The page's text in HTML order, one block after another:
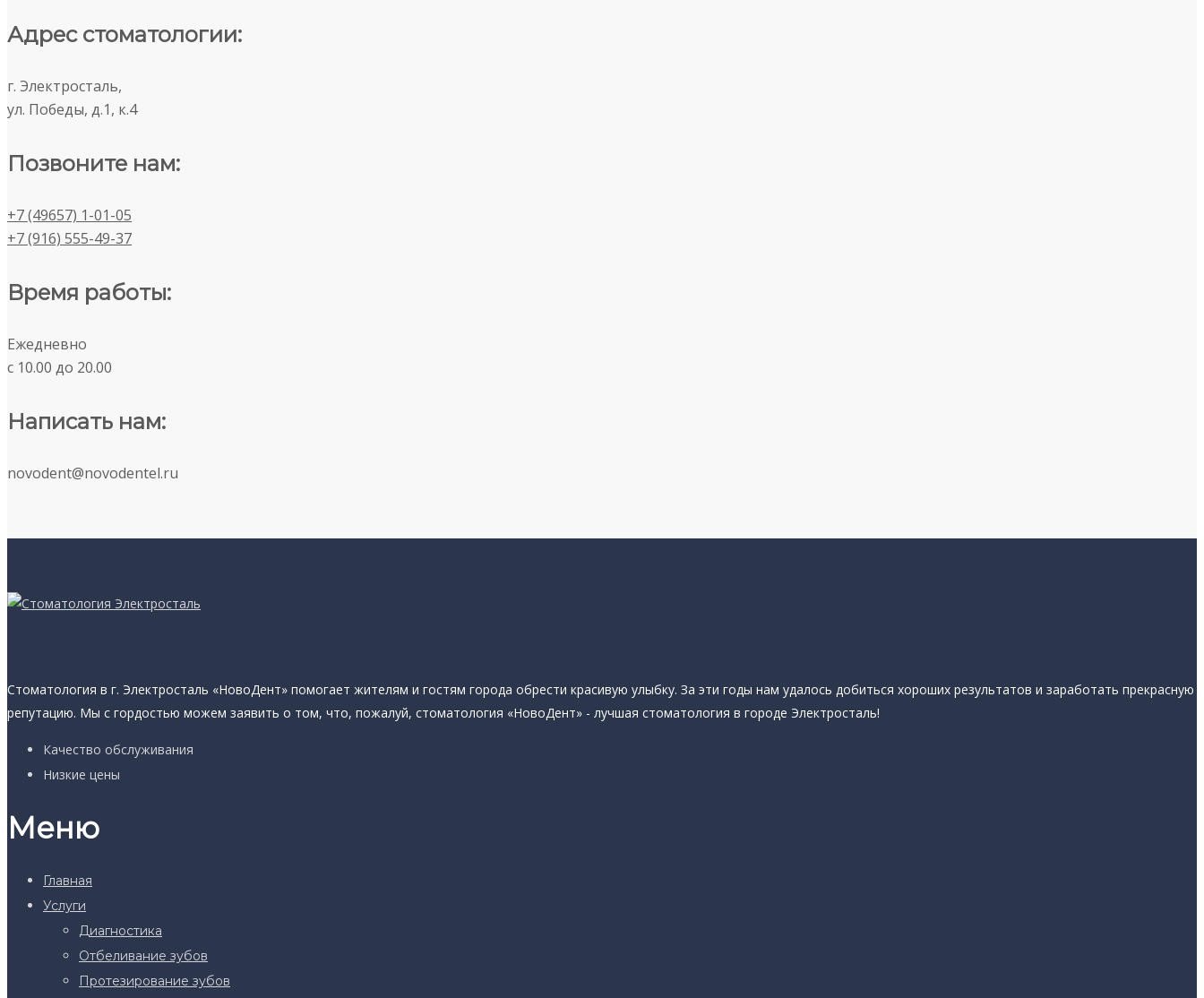
Адрес стоматологии:
г. Электросталь,
ул. Победы, д.1, к.4
Позвоните нам:
+7 (49657) 1-01-05
+7 (916) 555-49-37
Время работы:
Ежедневно
c 10.00 до 20.00
Написать нам:
novodent@novodentel.ru
Стоматология в г. Электросталь «НовоДент» помогает жителям и гостям города обрести красивую улыбку. За эти годы нам удалось добиться хороших результатов и заработать прекрасную
репутацию. Мы с гордостью можем заявить о том, что, пожалуй, стоматология «НовоДент» - лучшая стоматология в городе Электросталь!
Качество обслуживания
Низкие цены
Меню
Главная
Услуги
Диагностика
Отбеливание зубов
Протезирование зубов